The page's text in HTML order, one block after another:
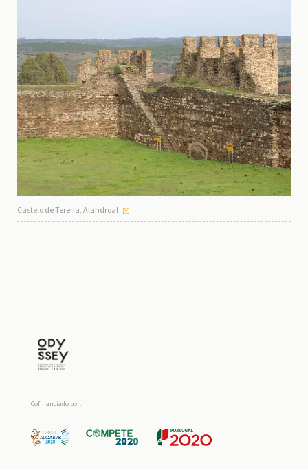
Castelo de Terena, Alandroal
Cofinanciado por: